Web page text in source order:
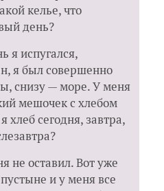
келье, что
день?
я испугался,
я был совершенно
снизу — море. У меня
мешочек с хлебом
хлеб сегодня, завтра,
не оставил. Вот уже
и у меня все